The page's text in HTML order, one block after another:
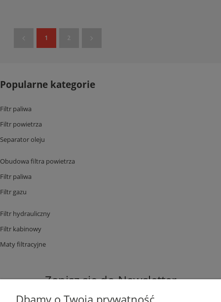
1 2
Popularne kategorie
Filtr paliwa
Filtr powietrza
Separator oleju
Obudowa filtra powietrza
Filtr paliwa
Filtr gazu
Filtr hydrauliczny
Filtr kabinowy
Maty filtracyjne
Zapisz się do Newsletter